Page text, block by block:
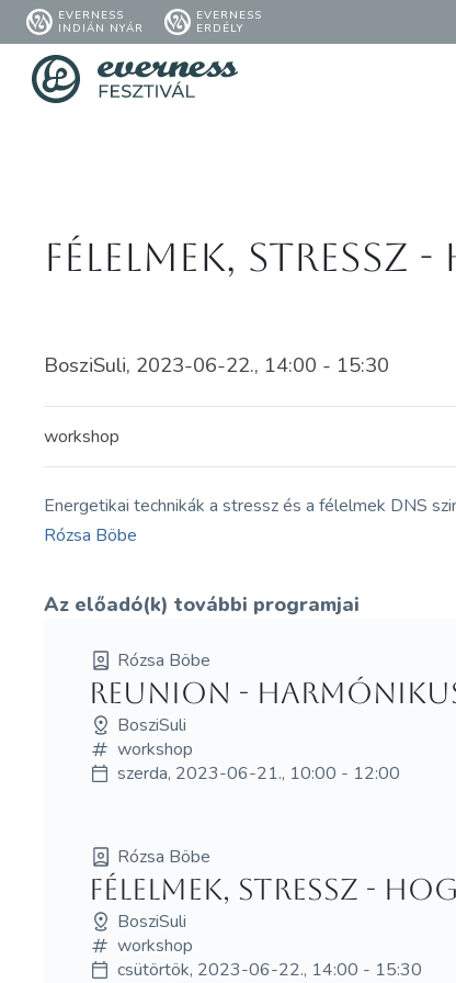
EVERNESS
INDIÁN NYÁR
EVERNESS
ERDÉLY
Félelmek, stressz
BosziSuli, 2023-06-22., 14:00 - 15:30
workshop
Energetikai technikák a stressz és a félelmek DNS
Rózsa Böbe
Az előadó(k) további programjai
Rózsa Böbe
Reunion -
BosziSuli
workshop
szerda, 2023-06-21., 10:00 - 12:00
Rózsa Böbe
Félelmek, stressz -
BosziSuli
workshop
csütörtök, 2023-06-22., 14:00 - 15:30